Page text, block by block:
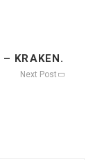
KRAKEN.
Next Post